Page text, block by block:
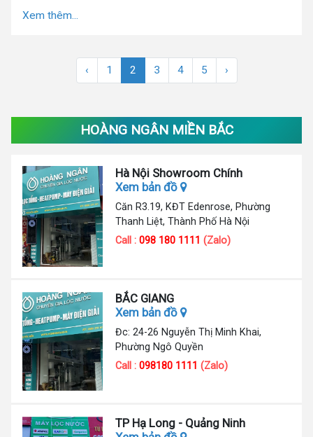
Xem thêm...
‹ 1 2 3 4 5 ›
HOÀNG NGÂN MIỀN BẮC
Hà Nội Showroom Chính
Xem bản đồ
Căn R3.19, KĐT Edenrose, Phường
Thanh Liệt, Thành Phố Hà Nội
Call :098 180 1111 (Zalo)
BẮC GIANG
Xem bản đồ
Đc: 24-26 Nguyễn Thị Minh Khai,
Phường Ngô Quyền
Call :098180 1111 (Zalo)
TP Hạ Long - Quảng Ninh